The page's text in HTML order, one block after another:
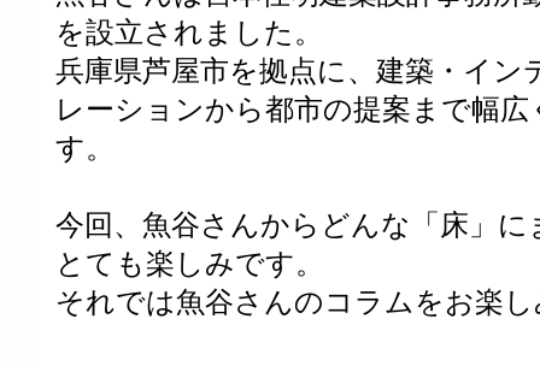
を設立されました。
兵庫県芦屋市を拠点に、建築・イ
レーションから都市の提案まで幅
す。
今回、魚谷さんからどんな「床」
とても楽しみです。
それでは魚谷さんのコラムをお楽